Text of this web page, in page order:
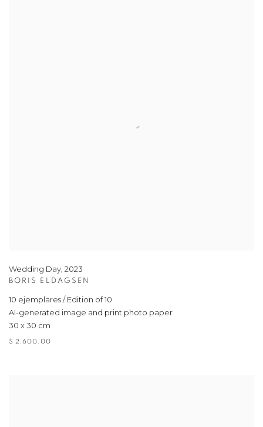
Wedding Day, 2023
BORIS ELDAGSEN
10 ejemplares / Edition of 10
AI-generated image and print photo paper
30 x 30 cm
$ 2,600.00